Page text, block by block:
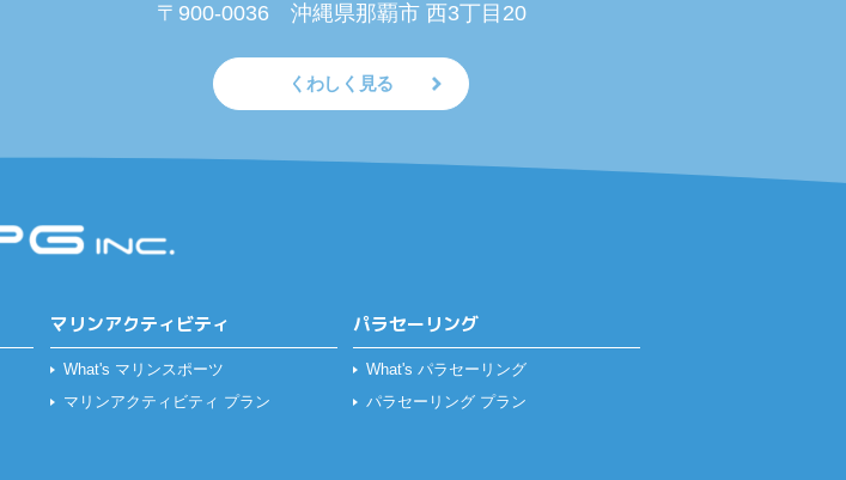
〒900-0036 沖縄県那覇市 西3丁目20
くわしく見る
マリンアクティビティ
What's マリンスポーツ
マリンアクティビティ プラン
パラセーリング
What's パラセーリング
パラセーリング プラン